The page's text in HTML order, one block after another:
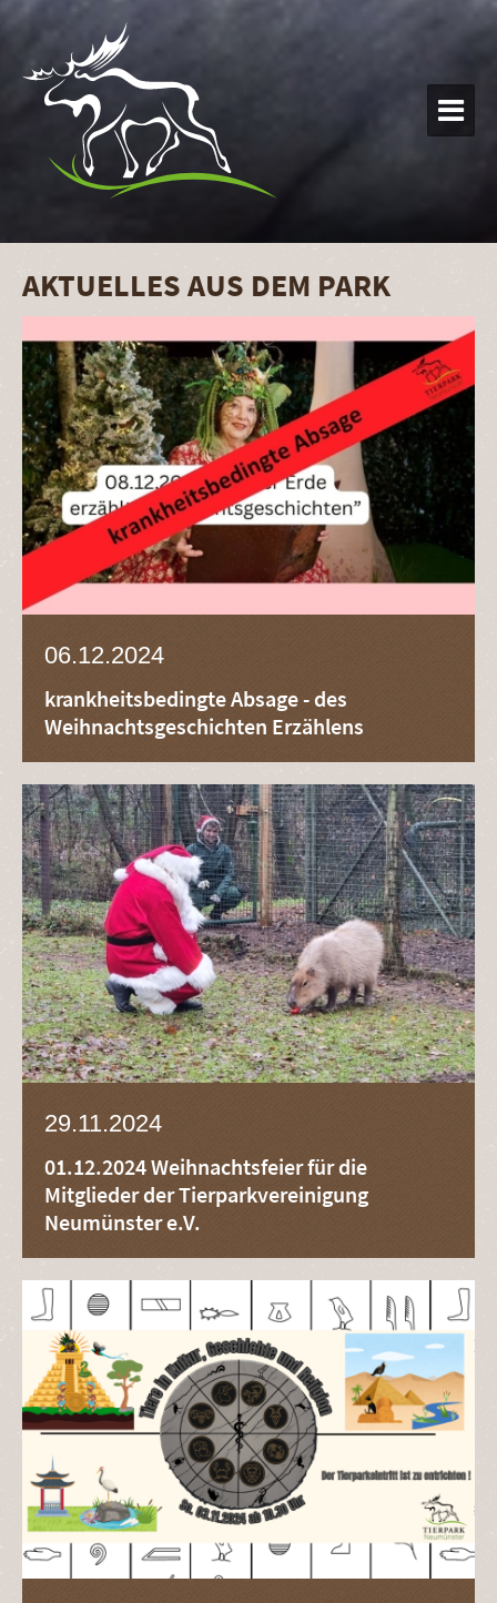

AKTUELLES AUS DEM PARK
06.12.2024
krankheitsbedingte Absage - des
Weihnachtsgeschichten Erzählens
29.11.2024
01.12.2024 Weihnachtsfeier für die
Mitglieder der Tierparkvereinigung
Neumünster e.V.